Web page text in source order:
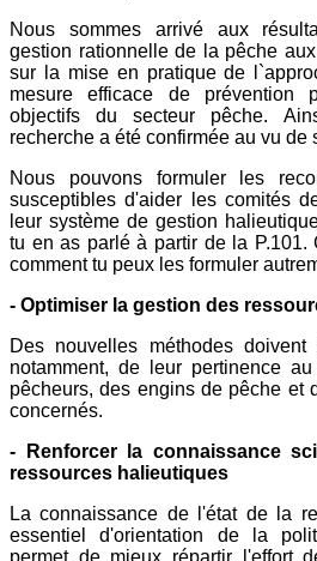
Nous sommes arrivé aux
gestion rationnelle de la pêche
sur la mise en pratique de
mesure efficace de prévention
objectifs du secteur pêche.
recherche a été confirmée au vu de
Nous pouvons formuler les
susceptibles d'aider les comités
leur système de gestion
tu en as parlé à partir de la P.101.
comment tu peux les formuler
- Optimiser la gestion des
Des nouvelles méthodes
notamment, de leur pertinence
pêcheurs, des engins de pêche et
concernés.
- Renforcer la connaissance
ressources halieutiques
La connaissance de l'état de la
essentiel d'orientation de la
permet de mieux répartir l'effort